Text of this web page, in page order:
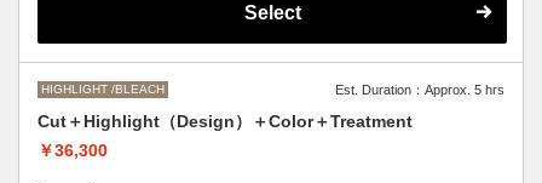
施術時間、料金が前後する場合がございます。
M ¥＋1100 L¥＋1650 LL¥＋2200
Select
HIGHLIGHT /BLEACH Est. Duration：Approx. 5 hrs
Cut＋Highlight（Design）＋Color＋Treatment
￥36,300